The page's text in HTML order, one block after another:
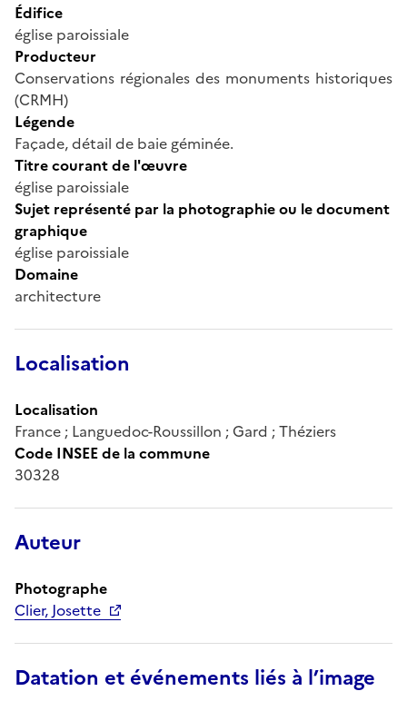
Édifice
église paroissiale
Producteur
Conservations régionales des monuments historiques
(CRMH)
Légende
Façade, détail de baie géminée.
Titre courant de l'œuvre
église paroissiale
Sujet représenté par la photographie ou le document
graphique
église paroissiale
Domaine
architecture
Localisation
Localisation
France ; Languedoc-Roussillon ; Gard ; Théziers
Code INSEE de la commune
30328
Auteur
Photographe
Clier, Josette
Datation et événements liés à l’image